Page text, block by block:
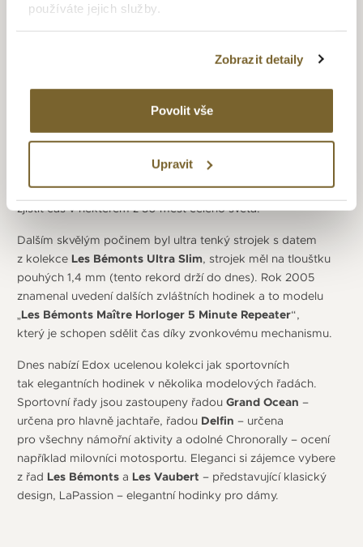
používáte jejich služby.
Zobrazit detaily
Povolit vše
Upravit
modelovou řadu „Delfin“, které vynikají odolností proti
hodinek pokračuje a o 4 roky později vydá firma řadu
BluebirdaGeoscope
robustní, ale pořád elegantní hodinky se sklem odolným proti
Model Geoscope byl opravdu univerzální model,
který pokrýval všechna časová pásma a umožnili majiteli
zjistit čas v některém z 50 měst celého světa.
Dalším skvělým počinem byl ultra tenký strojek s datem
z kolekce Les Bémonts Ultra Slim, strojek měl na tloušťku
pouhých 1,4 mm (tento rekord drží do dnes). Rok 2005
znamenal uvedení dalších zvláštních hodinek a to modelu
„Les Bémonts Maître Horloger 5 Minute Repeater“,
který je schopen sdělit čas díky zvonkovému mechanismu.
Dnes nabízí Edox ucelenou kolekci jak sportovních
tak elegantních hodinek v několika modelových řadách.
Sportovní řady jsou zastoupeny řadou Grand Ocean –
určena pro hlavně jachtaře, řadou Delfin – určena
pro všechny námořní aktivity a odolné Chronorally – ocení
například milovníci motosportu. Eleganci si zájemce vybere
z řad Les Bémonts a Les Vaubert – představující klasický
design, LaPassion – elegantní hodinky pro dámy.